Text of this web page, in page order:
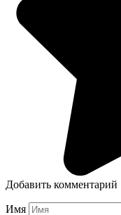
Добавить комментарий
Имя